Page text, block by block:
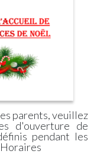
parents, veuillez
d'ouverture de
pendant les